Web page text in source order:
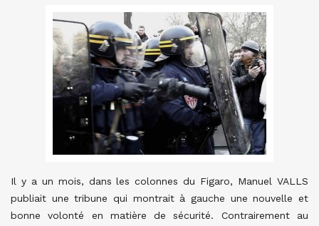
Il y a un mois, dans les colonnes du Figaro, Manuel VALLS
publiait une tribune qui montrait à gauche une nouvelle et
bonne volonté en matière de sécurité. Contrairement au